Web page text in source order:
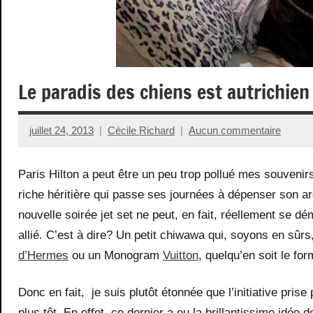
Le paradis des chiens est autrichien
juillet 24, 2013 Cécile Richard Aucun commentaire
Paris Hilton a peut être un peu trop pollué mes
riche héritière qui passe ses journées à dépenser son
nouvelle soirée jet set ne peut, en fait, réellement se
allié. C’est à dire? Un petit chiwawa qui, soyons en
d’Hermes ou un Monogram Vuitton, quelqu’en soit le
Donc en fait, je suis plutôt étonnée que l’initiative prise